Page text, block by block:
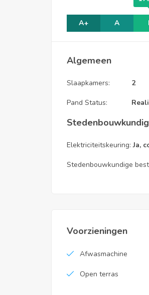
A+ A
Algemeen
Slaapkamers: 2
Pand Status:
Stedenbouwkundig
Elektriciteitskeuring: Ja,
Stedenbouwkundige
Voorzieningen
Afwasmachine
Open terras